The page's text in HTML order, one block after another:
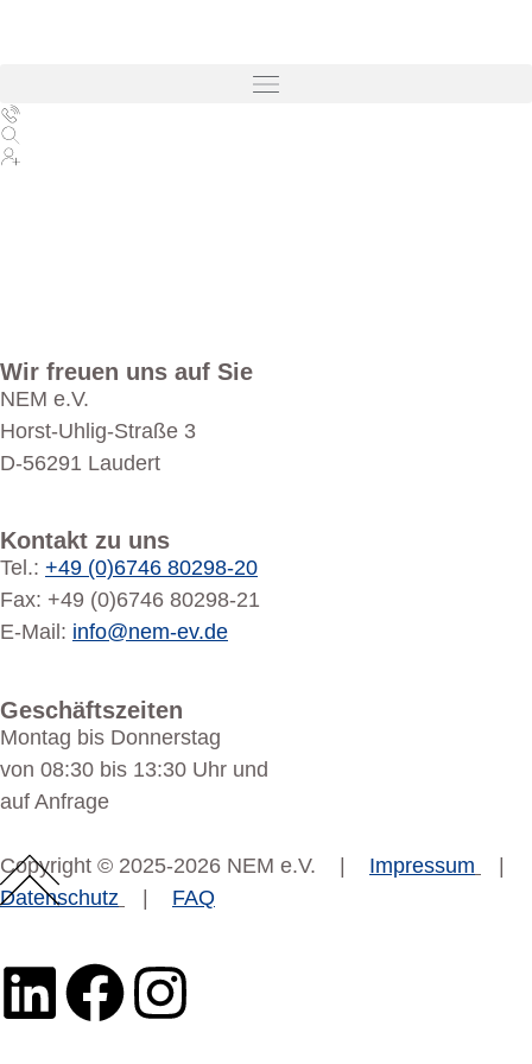
Wir freuen uns auf Sie
NEM e.V.
Horst-Uhlig-Straße 3
D-56291 Laudert
Kontakt zu uns
Tel.: +49 (0)6746 80298-20
Fax: +49 (0)6746 80298-21
E-Mail: info@nem-ev.de
Geschäftszeiten
Montag bis Donnerstag
von 08:30 bis 13:30 Uhr und
auf Anfrage
Copyright © 2025-2026 NEM e.V. | Impressum
|
Datenschutz
| FAQ